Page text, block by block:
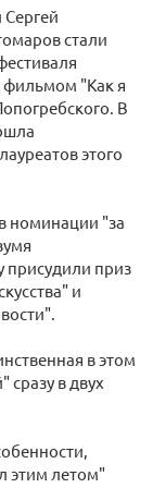
стали
фильмом "Как я
В
этого
номинации "за
приз
и
в этом
в двух
этим летом"